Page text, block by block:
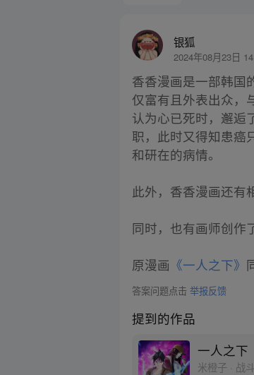
银狐
2024年08月23日
香香漫画是一部韩国
仅富有且外表出众，
认为心已死时，邂逅
职，此时又得知患癌
和研在的病情。
此外，香香漫画还有
同时，也有画师创作
原漫画 《一人之下》
答案问题点击举报反馈
提到的作品
一人之下
米橙子 · 战